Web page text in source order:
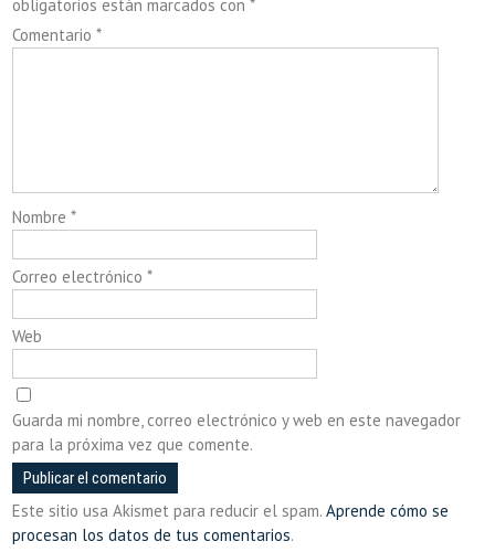
obligatorios están marcados con*
Comentario*
Nombre*
Correo electrónico*
Web
Guarda mi nombre, correo electrónico y web en este navegador
para la próxima vez que comente.
Este sitio usa Akismet para reducir el spam.Aprende cómo se
procesan los datos de tus comentarios.